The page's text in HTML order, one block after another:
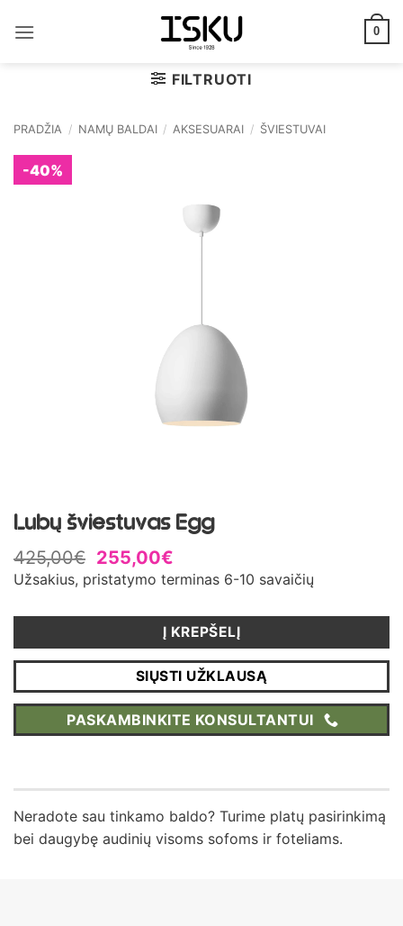
0
FILTRUOTI
PRADŽIA / NAMŲ BALDAI / AKSESUARAI / ŠVIESTUVAI
-40%
Lubų šviestuvas Egg
425,00€ 255,00€
Užsakius, pristatymo terminas 6-10 savaičių
Į KREPŠELĮ
SIŲSTI UŽKLAUSĄ
PASKAMBINKITE KONSULTANTUI
Neradote sau tinkamo baldo? Turime platų pasirinkimą
bei daugybę audinių visoms sofoms ir foteliams.